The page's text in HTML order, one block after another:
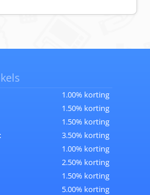
1.00% korting
1.50% korting
1.50% korting
3.50% korting
1.00% korting
2.50% korting
1.50% korting
5.00% korting